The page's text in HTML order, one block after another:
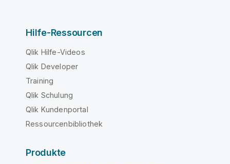
Hilfe-Ressourcen
Qlik Hilfe-Videos
Qlik Developer
Training
Qlik Schulung
Qlik Kundenportal
Ressourcenbibliothek
Produkte